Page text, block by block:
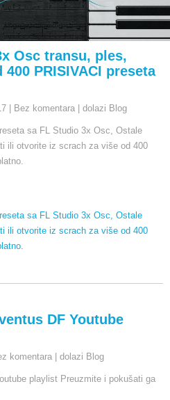
Osc transu, ples,
PRISIVACI preseta
| Bez komentara | dolazi Blog
sa FL Studio 3x Osc, Ostale
ili otvorite iz scrach za više od 400
sa FL Studio 3x Osc, Ostale
ili otvorite iz scrach za više od 400
DF Youtube
komentara | dolazi Blog
playlist Preuzmite i pokušati ga